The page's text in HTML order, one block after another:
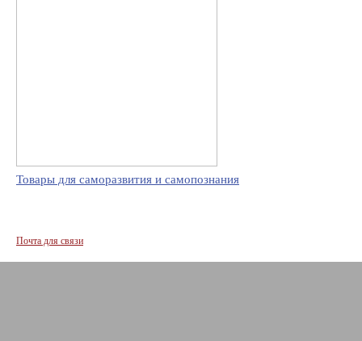
Товары для саморазвития и самопознания
Почта для связи